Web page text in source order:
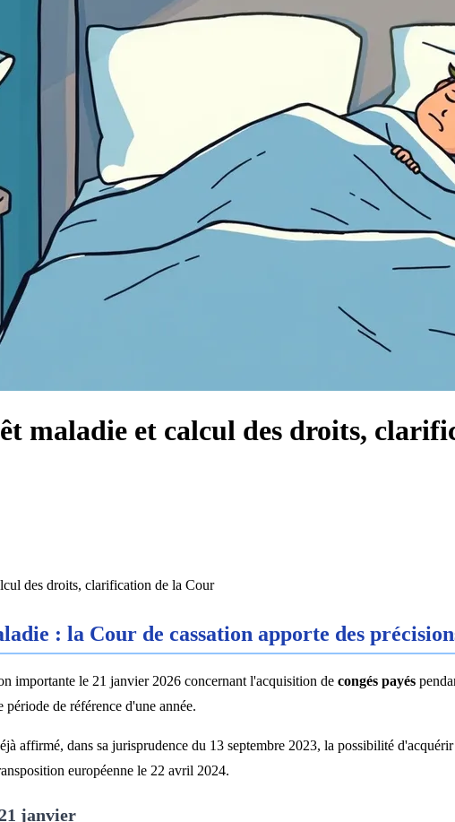
maladie et calcul des droits,
des droits, clarification de la Cour
: la Cour de cassation apporte des
importante le 21 janvier 2026 concernant l'acquisition de congés payés
de référence d'une année.
affirmé, dans sa jurisprudence du 13 septembre 2023, la possibilité
européenne le 22 avril 2024.
janvier